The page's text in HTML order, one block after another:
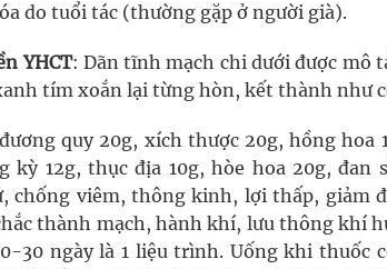
do tuổi tác (thường gặp ở người già).
YHCT: Dãn tĩnh mạch chi dưới được mô
tím xoắn lại từng hòn, kết thành như
quy 20g, xích thược 20g, hồng hoa
kỳ 12g, thục địa 10g, hòe hoa 20g, đan
chống viêm, thông kinh, lợi thấp, giảm
thành mạch, hành khí, lưu thông khí
30 ngày là 1 liệu trình. Uống khi thuốc